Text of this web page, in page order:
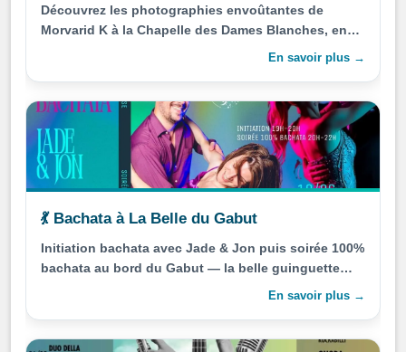
Découvrez les photographies envoûtantes de
Morvarid K à la Chapelle des Dames Blanches, en
visite guidée gratuite pour toute la famille.
En savoir plus →
💃 Bachata à La Belle du Gabut
Initiation bachata avec Jade & Jon puis soirée 100%
bachata au bord du Gabut — la belle guinguette
En savoir plus →